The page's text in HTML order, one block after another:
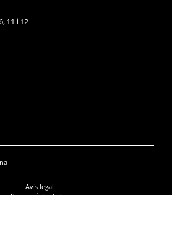
Avís legal
Protecció de dades